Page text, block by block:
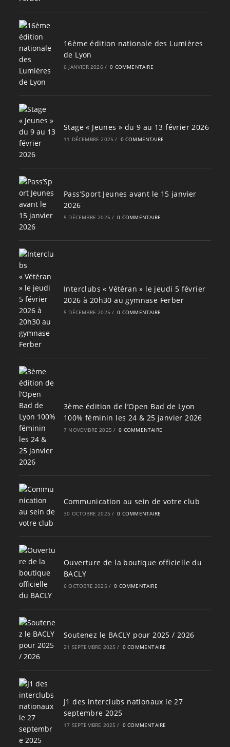
16ème édition nationale des Lumières
de Lyon
6 JANVIER 2026 / 0 COMMENTAIRE
Stage « Jeunes » du 9 au 13 février 2026
11 DÉCEMBRE 2025 / 0 COMMENTAIRE
Pass’Sport Jeunes avant le 15 janvier
2026
5 DÉCEMBRE 2025 / 0 COMMENTAIRE
Interclubs « Vétéran » le jeudi 5 février
2026 à 20h30 au gymnase Ferber
5 DÉCEMBRE 2025 / 0 COMMENTAIRE
3ème édition de l’Open Bad de Lyon
100% féminin les 24 & 25 janvier 2026
7 NOVEMBRE 2025 / 0 COMMENTAIRE
Communication au sein de votre club
30 OCTOBRE 2025 / 0 COMMENTAIRE
Ouverture de la boutique officielle du
BACLY
6 OCTOBRE 2025 / 0 COMMENTAIRE
Soutenez le BACLY pour 2025 / 2026
21 SEPTEMBRE 2025 / 0 COMMENTAIRE
J1 des interclubs nationaux le 27
septembre 2025
17 SEPTEMBRE 2025 / 0 COMMENTAIRE